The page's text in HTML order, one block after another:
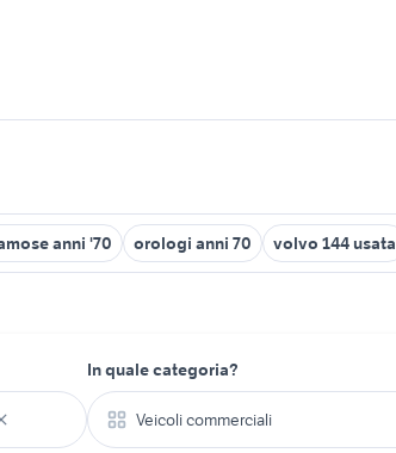
anni '70 orologi anni 70 volvo 144 usata
In quale categoria?
Veicoli commerciali